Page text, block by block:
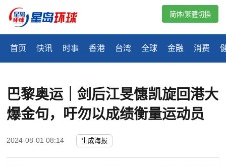
首页 快讯 时事 香港 台湾 全球 金融 消费
简体/繁體切換
巴黎奥运｜剑后江旻憓凯旋回港大
爆金句，吁勿以成绩衡量运动员
2024-08-01 08:14 生成海报